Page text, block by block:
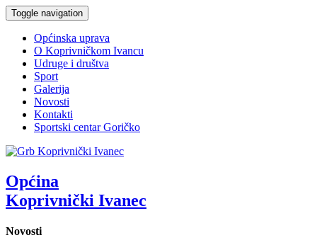
Toggle navigation
Općinska uprava
O Koprivničkom Ivancu
Udruge i društva
Sport
Galerija
Novosti
Kontakti
Sportski centar Goričko
Općina
Koprivnički Ivanec
Novosti